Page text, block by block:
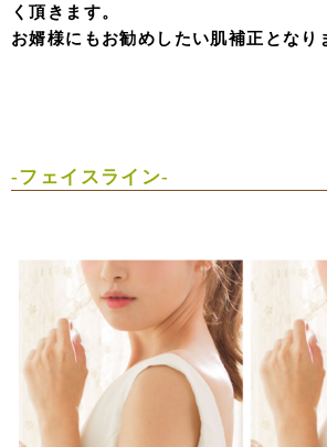
く頂きます。
お婿様にもお勧めしたい肌補正となり
-フェイスライン-